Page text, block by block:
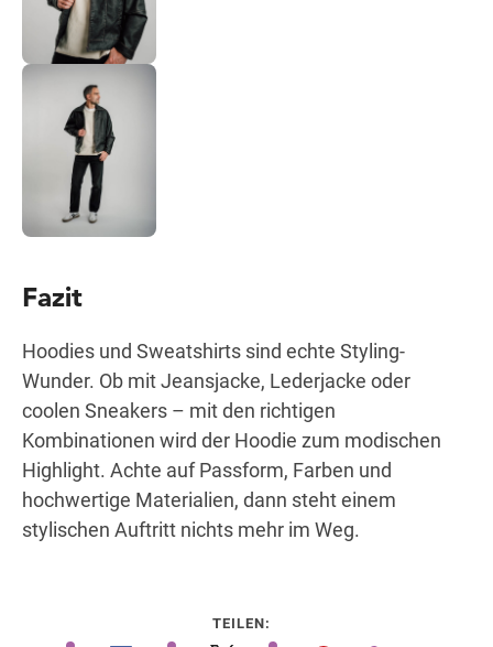
Fazit
Hoodies und Sweatshirts sind echte Styling-
Wunder. Ob mit Jeansjacke, Lederjacke oder
coolen Sneakers – mit den richtigen
Kombinationen wird der Hoodie zum modischen
Highlight. Achte auf Passform, Farben und
hochwertige Materialien, dann steht einem
stylischen Auftritt nichts mehr im Weg.
TEILEN: